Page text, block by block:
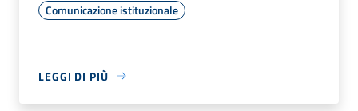
Comunicazione istituzionale
LEGGI DI PIÙ